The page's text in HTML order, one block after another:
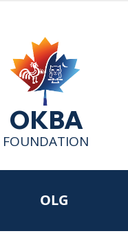
OKBA
FOUNDATION
OLG